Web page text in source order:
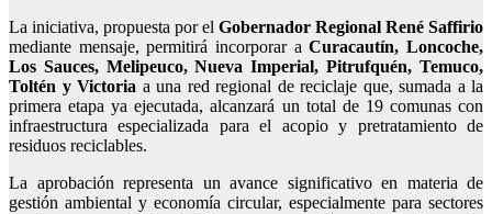
La iniciativa, propuesta por el Gobernador Regional René Saffirio
mediante mensaje, permitirá incorporar a Curacautín, Loncoche,
Los Sauces, Melipeuco, Nueva Imperial, Pitrufquén, Temuco,
Toltén y Victoria a una red regional de reciclaje que, sumada a la
primera etapa ya ejecutada, alcanzará un total de 19 comunas con
infraestructura especializada para el acopio y pretratamiento de
residuos reciclables.
La aprobación representa un avance significativo en materia de
gestión ambiental y economía circular, especialmente para sectores